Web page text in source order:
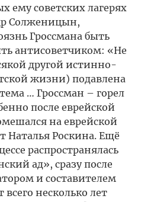
ему советских лагерях
Солженицын,
Гроссмана быть
антисоветчиком: «Не
другой истинно-
жизни) подавлена
… Гроссман – горел
после еврейской
на еврейской
Наталья Роскина. Ещё
распространялась
ад», сразу после
и составителем
несколько лет